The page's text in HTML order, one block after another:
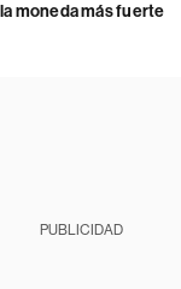
moneda más fuerte
PUBLICIDAD